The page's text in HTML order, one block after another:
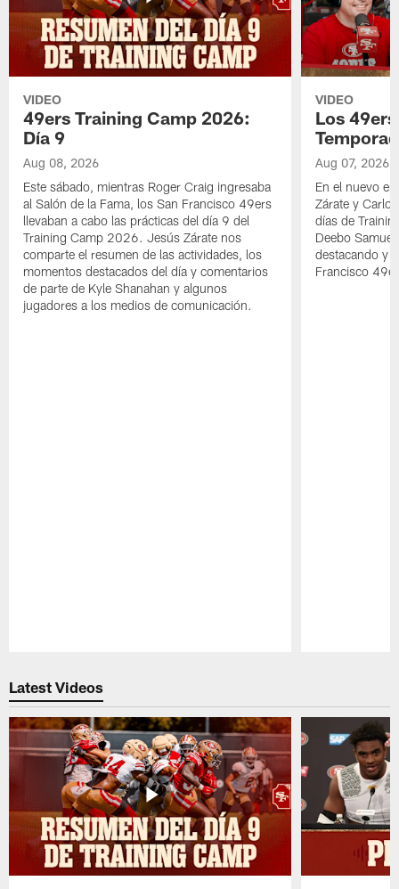
VIDEO
49ers Training Camp 2026:
Día 9
Aug 08, 2026
Este sábado, mientras Roger Craig ingresaba
al Salón de la Fama, los San Francisco 49ers
llevaban a cabo las prácticas del día 9 del
Training Camp 2026. Jesús Zárate nos
comparte el resumen de las actividades, los
momentos destacados del día y comentarios
de parte de Kyle Shanahan y algunos
jugadores a los medios de comunicación.
VIDEO
Los
Aug 07, 2026
En el nuevo
Zárate y
días de
Deebo
destacando y
Francisco
Latest Videos